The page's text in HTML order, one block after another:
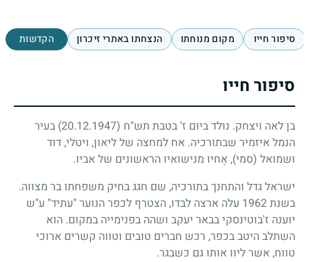
סיפור חייו מקום מנוחתו הנצחתו באתרי זיכרון הקדשות
סיפור חייו
בן לאה ויצחק. נולד ביום ז' בטבת תש"ח (20.12.1947)
בעיר
הנמל איזמיר שבתורכיה. אח למחצה של ליאון, ויטלי, דוד
ושמואל (סמי), אֶחיו מנישואיו הראשונים של אביו.
ישראל גדל והתחנך בתורכיה, שם חגג בחיק משפחתו בר מצווה.
בשנת 1962 עלה ארצה לבדו, הצטרף לכפר הנוער "עתיד" ע"ש
יוענה ז'בוטינסקי בבאר יעקב ושהה בפנימייה במקום. הוא
השתלב היטב בכפר, רכש חברים טובים וטווה קשרים ארוכי
טווח, אשר ליוו אותו גם כשבגר.